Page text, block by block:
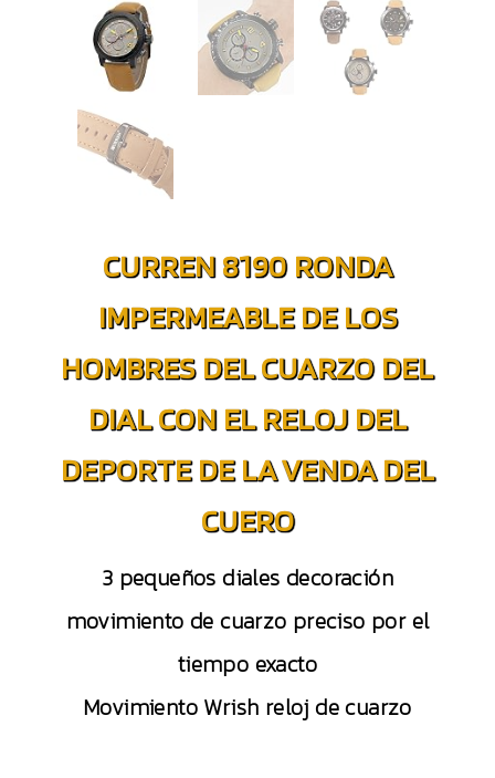
CURREN 8190 RONDA
IMPERMEABLE DE LOS
HOMBRES DEL CUARZO DEL
DIAL CON EL RELOJ DEL
DEPORTE DE LA VENDA DEL
CUERO
3 pequeños diales decoración
movimiento de cuarzo preciso por el
tiempo exacto
Movimiento Wrish reloj de cuarzo